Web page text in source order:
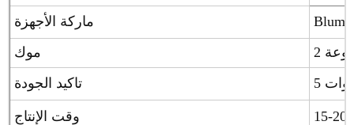
ماركة الأجهزة
موك
تاكيد الجودة
وقت الإنتاج